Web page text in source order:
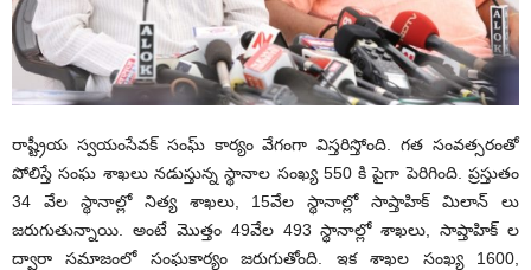
రాష్ట్రీయ స్వయంసేవక్ సంఘ్ కార్యం వేగంగా విస్తరిస్తోంది. గత సంవత్సరంతో
పోలిస్తే సంఘ శాఖలు నడుస్తున్న స్థానాల సంఖ్య 550 కి పైగా పెరిగింది. ప్రస్తుతం
34 వేల స్థానాల్లో నిత్య శాఖలు, 15వేల స్థానాల్లో సాప్తాహిక్ మిలాన్ లు
జరుగుతున్నాయి. అంటే మొత్తం 49వేల 493 స్థానాల్లో శాఖలు, సాప్తాహిక్ ల
ద్వారా సమాజంలో సంఘకార్యం జరుగుతోంది. ఇక శాఖల సంఖ్య 1600,